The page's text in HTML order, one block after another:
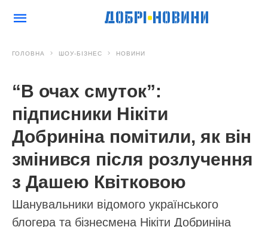
ГОЛОВНА ШОУ-БІЗНЕС НОВИНИ
“В очах смуток”:
підписники Нікіти
Добриніна помітили, як він
змінився після розлучення
з Дашею Квітковою
Шанувальники відомого українського
блогера та бізнесмена Нікіти Добриніна